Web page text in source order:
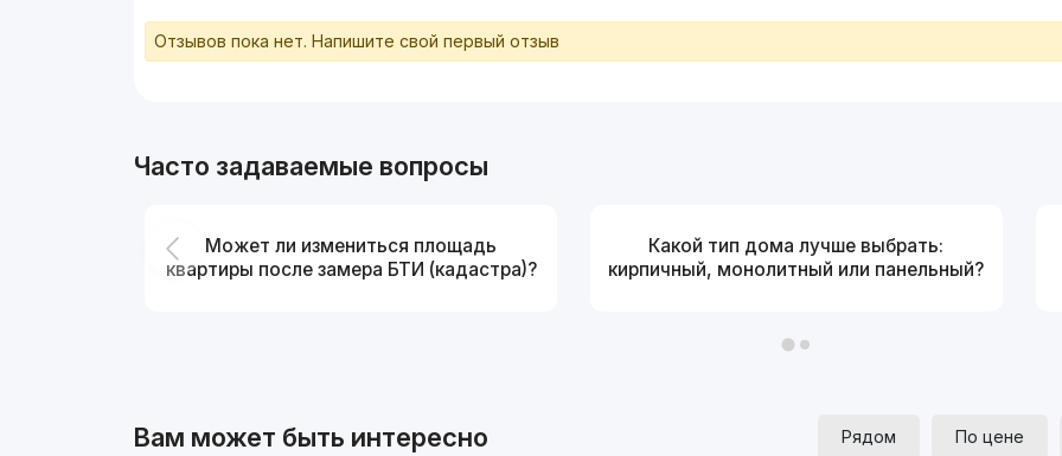
Отзывов пока нет. Напишите свой первый отзыв
Часто задаваемые вопросы
Может ли измениться площадь
квартиры после замера БТИ (кадастра)?
Какой тип дома лучше выбрать:
кирпичный, монолитный или панельный?
Вам может быть интересно Рядом По цене